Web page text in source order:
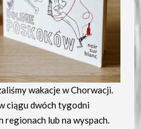
wakacje w Chorwacji.
ciągu dwóch tygodni
regionach lub na wyspach.